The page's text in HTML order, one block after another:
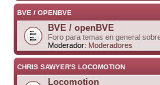
BVE / OPENBVE
BVE / openBVE
Foro para temas en general
Moderador: Moderadores
CHRIS SAWYER'S LOCOMOTION
Locomotion